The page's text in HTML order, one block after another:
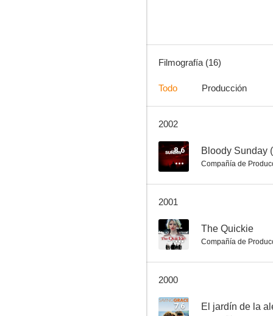
--
Filmografía (16)
Todo Producción
2002
8.6 Bloody Sunday
Compañía de
2001
-- The Quickie
Compañía de
2000
7.6 El jardín de la